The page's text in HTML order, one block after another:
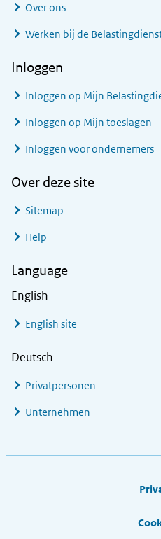
Over ons
Werken bij de
Inloggen
Inloggen op Mijn
Inloggen op Mijn toeslagen
Inloggen voor ondernemers
Over deze site
Sitemap
Help
Language
English
English site
Deutsch
Privatpersonen
Unternehmen